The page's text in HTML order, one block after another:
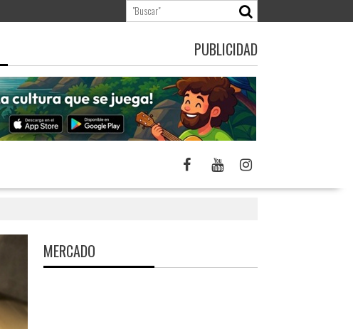
PUBLICIDAD
MERCADO